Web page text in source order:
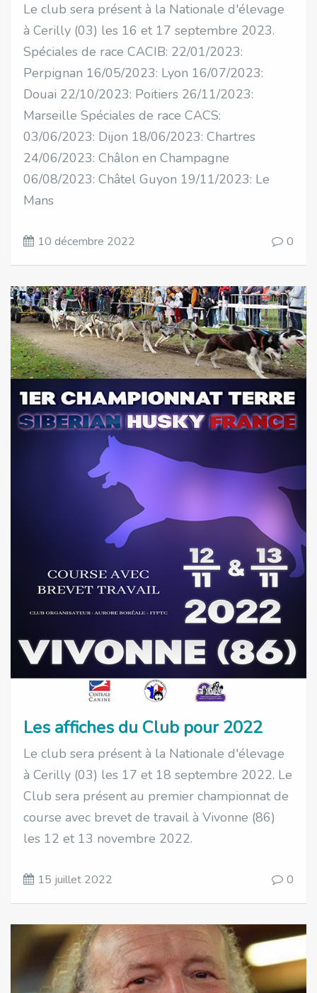
Le club sera présent à la Nationale d'élevage
à Cerilly (03) les 16 et 17 septembre 2023.
Spéciales de race CACIB: 22/01/2023:
Perpignan 16/05/2023: Lyon 16/07/2023:
Douai 22/10/2023: Poitiers 26/11/2023:
Marseille Spéciales de race CACS:
03/06/2023: Dijon 18/06/2023: Chartres
24/06/2023: Châlon en Champagne
06/08/2023: Châtel Guyon 19/11/2023: Le
Mans
10 décembre 2022 0
Les affiches du Club pour 2022
Le club sera présent à la Nationale d'élevage
à Cerilly (03) les 17 et 18 septembre 2022. Le
Club sera présent au premier championnat de
course avec brevet de travail à Vivonne (86)
les 12 et 13 novembre 2022.
15 juillet 2022 0